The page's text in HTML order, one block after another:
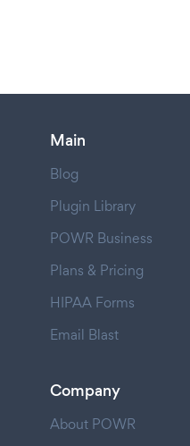
Main
Blog
Plugin Library
POWR Business
Plans & Pricing
HIPAA Forms
Email Blast
Company
About POWR